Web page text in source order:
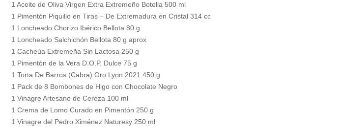
1 Aceite de Oliva Virgen Extra Extremeño Botella 500 ml
1 Pimentón Piquillo en Tiras – De Extremadura en Cristal 314 cc
1 Loncheado Chorizo Ibérico Bellota 80 g
1 Loncheado Salchichón Bellota 80 g aprox
1 Cacheúa Extremeña Sin Lactosa 250 g
1 Pimentón de la Vera D.O.P. Dulce 75 g
1 Torta De Barros (Cabra) Oro Lyon 2021 450 g
1 Pack de 8 Bombones de Higo con Chocolate Negro
1 Vinagre Artesano de Cereza 100 ml
1 Crema de Lomo Curado en Pimentón 250 g
1 Vinagre del Pedro Ximénez Naturesy 250 ml